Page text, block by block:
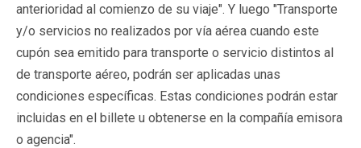
anterioridad al comienzo de su viaje". Y luego "Transporte
y/o servicios no realizados por vía aérea cuando este
cupón sea emitido para transporte o servicio distintos al
de transporte aéreo, podrán ser aplicadas unas
condiciones específicas. Estas condiciones podrán estar
incluidas en el billete u obtenerse en la compañía emisora
o agencia".